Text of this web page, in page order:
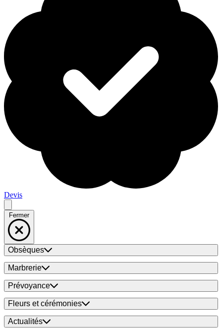
Devis
Fermer
Obsèques
Marbrerie
Prévoyance
Fleurs et cérémonies
Actualités